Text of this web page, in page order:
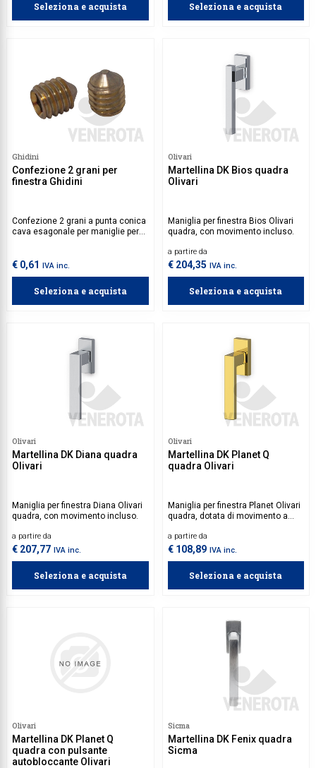
Seleziona e acquista Seleziona e acquista
Ghidini
Confezione 2 grani per
finestra Ghidini
Confezione 2 grani a punta conica
cava esagonale per maniglie per
€ 0,61 IVA inc.
Seleziona e acquista
Olivari
Martellina DK Bios quadra
Olivari
Maniglia per finestra Bios Olivari
quadra, con movimento incluso.
a partire da
€ 204,35 IVA inc.
Seleziona e acquista
Olivari
Martellina DK Diana quadra
Olivari
Maniglia per finestra Diana Olivari
quadra, con movimento incluso.
a partire da
€ 207,77 IVA inc.
Seleziona e acquista
Olivari
Martellina DK Planet Q
quadra Olivari
Maniglia per finestra Planet Olivari
quadra, dotata di movimento a
a partire da
€ 108,89 IVA inc.
Seleziona e acquista
Olivari
Martellina DK Planet Q
quadra con pulsante
autobloccante Olivari
Sicma
Martellina DK Fenix quadra
Sicma